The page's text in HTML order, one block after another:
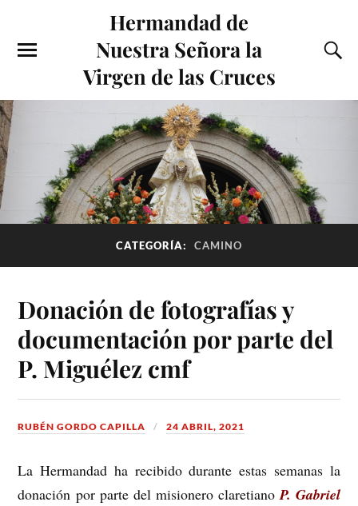
Hermandad de
Nuestra Señora la
Virgen de las Cruces
CATEGORÍA: CAMINO
Donación de fotografías y
documentación por parte del
P. Miguélez cmf
RUBÉN GORDO CAPILLA 24 ABRIL, 2021
La Hermandad ha recibido durante estas semanas la
donación por parte del misionero claretianoP. Gabriel